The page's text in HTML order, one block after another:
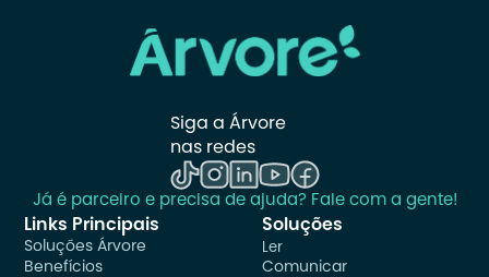
Siga a Árvore
nas redes
Já é parceiro e precisa de ajuda? Fale com a gente!
Links Principais
Soluções Árvore
Benefícios
Soluções
Ler
Comunicar